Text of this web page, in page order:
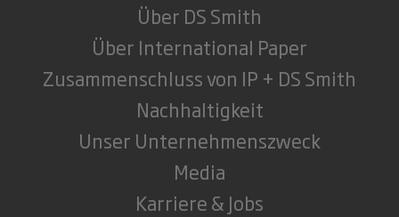
Über DS Smith
Über International Paper
Zusammenschluss von IP + DS Smith
Nachhaltigkeit
Unser Unternehmenszweck
Media
Karriere & Jobs